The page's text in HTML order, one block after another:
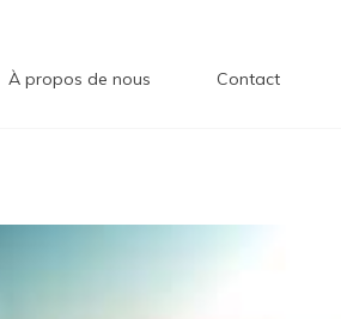
À propos de nous Contact